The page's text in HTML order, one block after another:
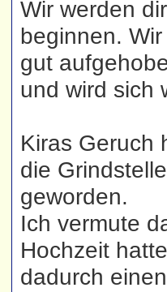
Wir werden
beginnen.
gut
und wird sich
Kiras Geruch
die
geworden.
Ich vermute
Hochzeit
dadurch